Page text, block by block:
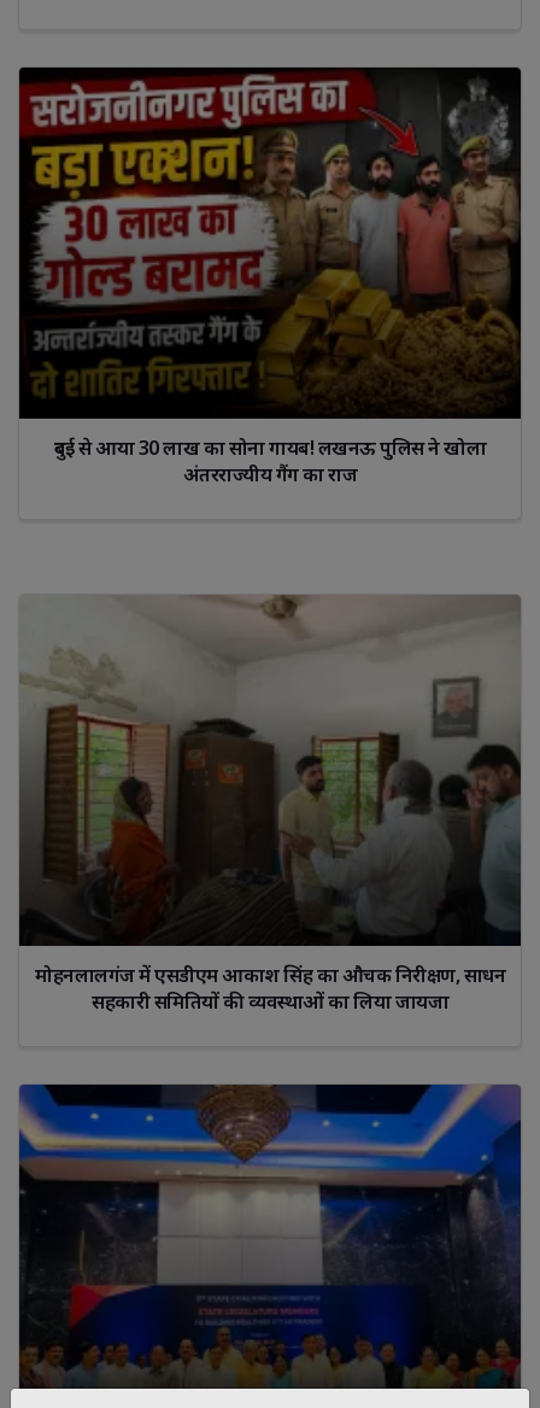
दुबई से आया 30 लाख का सोना गायब! लखनऊ पुलिस ने खोला
अंतरराज्यीय गैंग का राज
मोहनलालगंज में एसडीएम आकाश सिंह का औचक निरीक्षण, साधन
सहकारी समितियों की व्यवस्थाओं का लिया जायजा